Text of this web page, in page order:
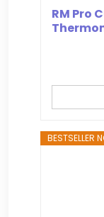
RM Pro
BESTSELLER